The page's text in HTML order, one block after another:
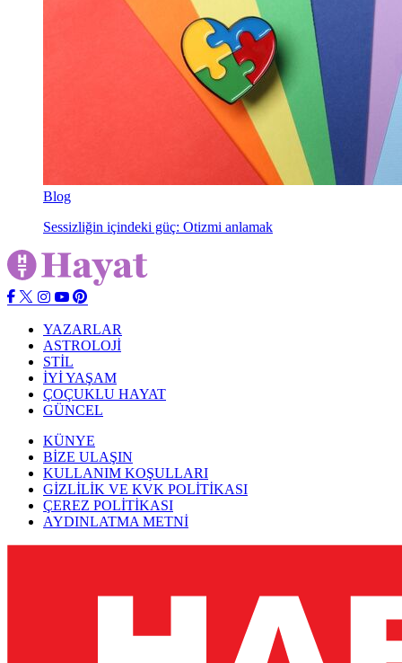
Blog
Sessizliğin içindeki güç: Otizmi anlamak
YAZARLAR
ASTROLOJİ
STİL
İYİ YAŞAM
ÇOÇUKLU HAYAT
GÜNCEL
KÜNYE
BİZE ULAŞIN
KULLANIM KOŞULLARI
GİZLİLİK VE KVK POLİTİKASI
ÇEREZ POLİTİKASI
AYDINLATMA METNİ